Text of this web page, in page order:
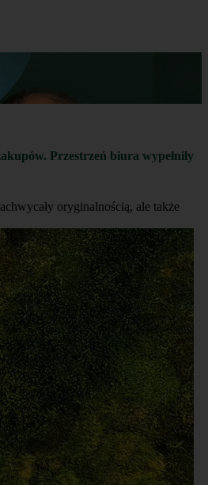
Przestrzeń biura wypełniły
oryginalnością, ale także